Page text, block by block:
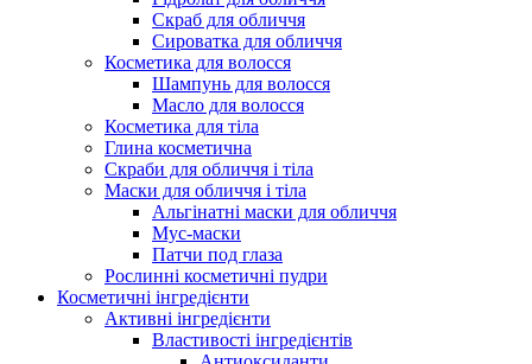
Скраб для обличчя
Сироватка для обличчя
Косметика для волосся
Шампунь для волосся
Масло для волосся
Косметика для тіла
Глина косметична
Скраби для обличчя і тіла
Маски для обличчя і тіла
Альгінатні маски для обличчя
Мус-маски
Патчи под глаза
Рослинні косметичні пудри
Косметичні інгредієнти
Активні інгредієнти
Властивості інгредієнтів